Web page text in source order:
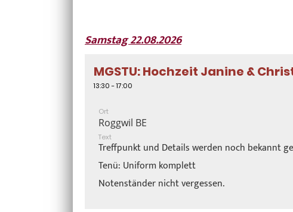
Samstag 22.08.2026
MGSTU: Hochzeit Janine &
13:30 - 17:00
Ort
Roggwil BE
Text
Treffpunkt und Details werden noch bekannt
Tenü: Uniform komplett
Notenständer nicht vergessen.